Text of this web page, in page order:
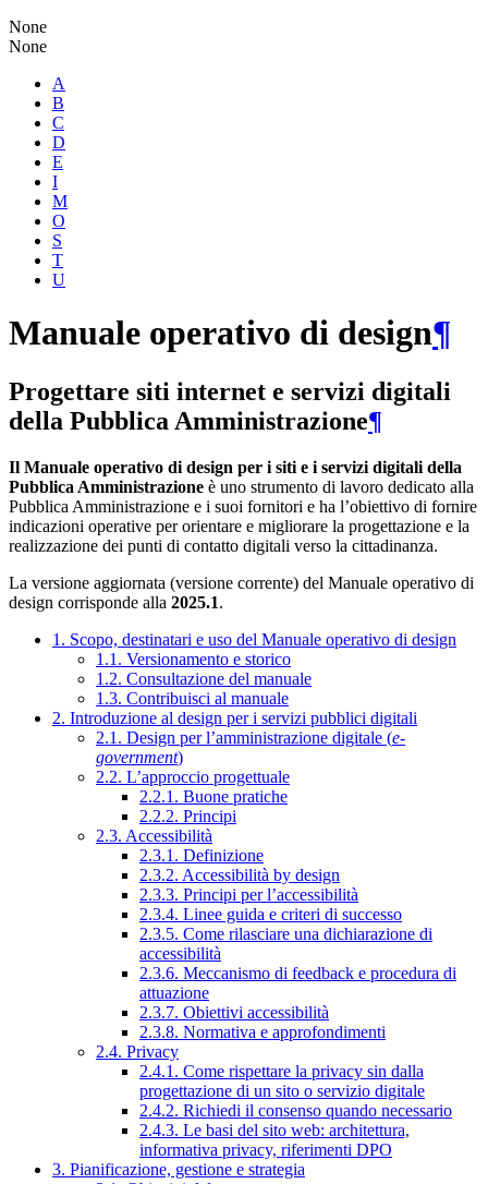
None
None
A
B
C
D
E
I
M
O
S
T
U
Manuale operativo di design¶
Progettare siti internet e servizi digitali
della Pubblica Amministrazione¶
Il Manuale operativo di design per i siti e i servizi digitali della
Pubblica Amministrazione è uno strumento di lavoro dedicato alla
Pubblica Amministrazione e i suoi fornitori e ha l’obiettivo di fornire
indicazioni operative per orientare e migliorare la progettazione e la
realizzazione dei punti di contatto digitali verso la cittadinanza.
La versione aggiornata (versione corrente) del Manuale operativo di
design corrisponde alla 2025.1.
1. Scopo, destinatari e uso del Manuale operativo di design
1.1. Versionamento e storico
1.2. Consultazione del manuale
1.3. Contribuisci al manuale
2. Introduzione al design per i servizi pubblici digitali
2.1. Design per l’amministrazione digitale (e-
government)
2.2. L’approccio progettuale
2.2.1. Buone pratiche
2.2.2. Principi
2.3. Accessibilità
2.3.1. Definizione
2.3.2. Accessibilità by design
2.3.3. Principi per l’accessibilità
2.3.4. Linee guida e criteri di successo
2.3.5. Come rilasciare una dichiarazione di
accessibilità
2.3.6. Meccanismo di feedback e procedura di
attuazione
2.3.7. Obiettivi accessibilità
2.3.8. Normativa e approfondimenti
2.4. Privacy
2.4.1. Come rispettare la privacy sin dalla
progettazione di un sito o servizio digitale
2.4.2. Richiedi il consenso quando necessario
2.4.3. Le basi del sito web: architettura,
informativa privacy, riferimenti DPO
3. Pianificazione, gestione e strategia